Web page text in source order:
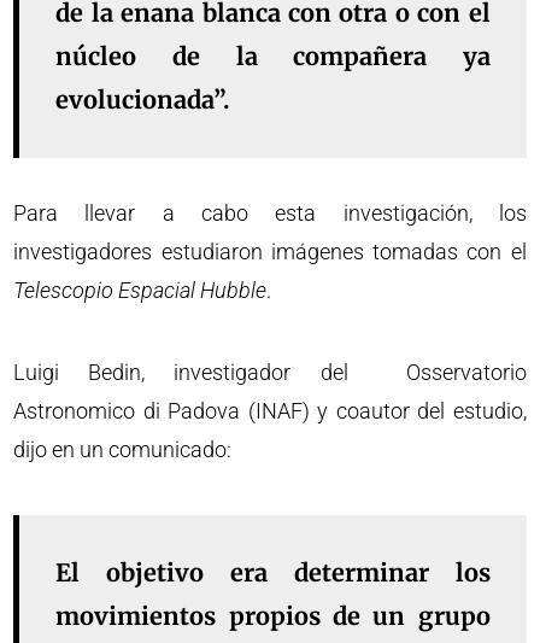
de la enana blanca con otra o con el
núcleo de la compañera ya
evolucionada”.
Para llevar a cabo esta investigación, los
investigadores estudiaron imágenes tomadas con el
Telescopio Espacial Hubble.
Luigi Bedin, investigador del Osservatorio
Astronomico di Padova (INAF) y coautor del estudio,
dijo en un comunicado:
El objetivo era determinar los
movimientos propios de un grupo